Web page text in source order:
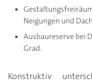
Neigungen und
Ausbaureserve bei
Grad.
Konstruktiv